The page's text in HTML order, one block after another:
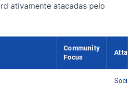
ativamente atacadas pelo
Community
Focus
Social